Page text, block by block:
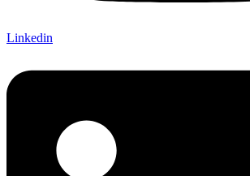
Linkedin